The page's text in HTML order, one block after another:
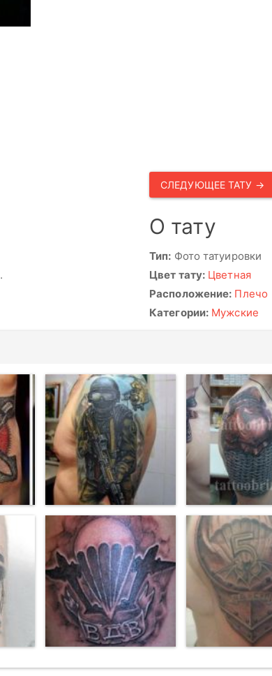
СЛЕДУЮЩЕЕ ТАТУ →
.
О тату
Тип: Фото татуировки
Цвет тату: Цветная
Расположение: Плечо
Категории: Мужские